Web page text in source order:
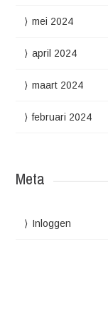
mei 2024
april 2024
maart 2024
februari 2024
Meta
Inloggen